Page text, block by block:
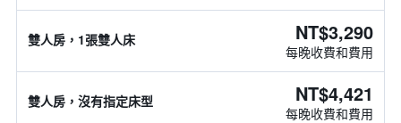
雙人房，1張雙人床 NT$3,290
每晚收費和費用
雙人房，沒有指定床型 NT$4,421
每晚收費和費用